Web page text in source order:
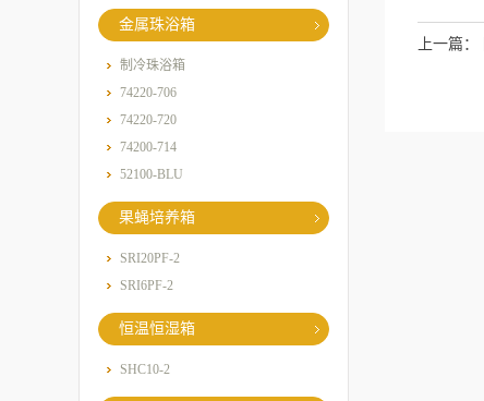
金属珠浴箱
制冷珠浴箱
74220-706
74220-720
74200-714
52100-BLU
果蝇培养箱
SRI20PF-2
SRI6PF-2
恒温恒湿箱
SHC10-2
上一篇：